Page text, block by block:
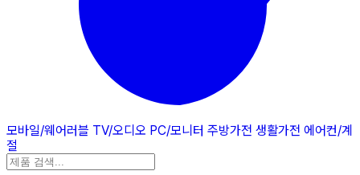
모바일/웨어러블 TV/오디오 PC/모니터 주방가전 생활가전 에어컨/계
절